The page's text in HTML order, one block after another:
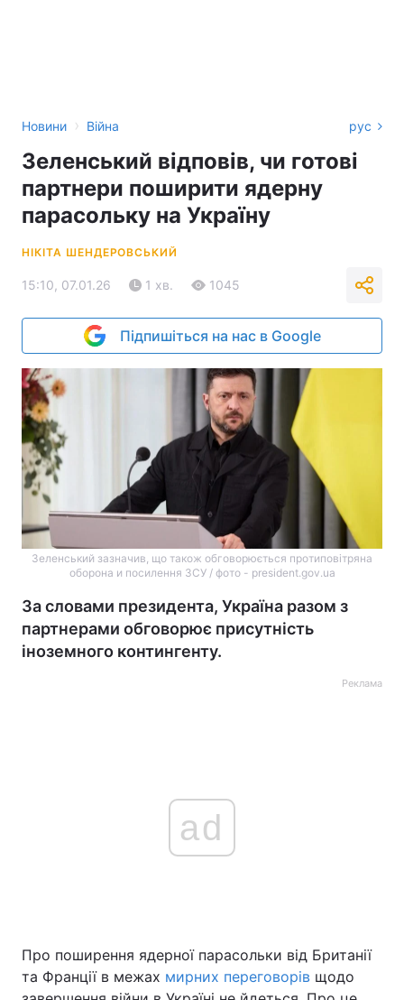
Новини › Війна рус
Зеленський відповів, чи готові
партнери поширити ядерну
парасольку на Україну
НІКІТА ШЕНДЕРОВСЬКИЙ
15:10, 07.01.26 1 хв. 1045
Підпишіться на нас в Google
Зеленський зазначив, що також обговорюється протиповітряна
оборона и посилення ЗСУ / фото - president.gov.ua
За словами президента, Україна разом з
партнерами обговорює присутність
іноземного контингенту.
Реклама
ad
Про поширення ядерної парасольки від Британії
та Франції в межах мирних переговорів щодо